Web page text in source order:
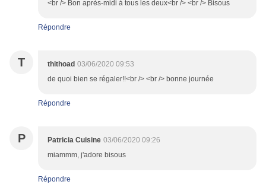
<br /> Bon après-midi à tous les deux<br /> <br /> Bisous
Répondre
T thithoad 03/06/2020 09:53
de quoi bien se régaler!!<br /> <br /> bonne journée
Répondre
P Patricia Cuisine 03/06/2020 09:26
miammm, j'adore bisous
Répondre